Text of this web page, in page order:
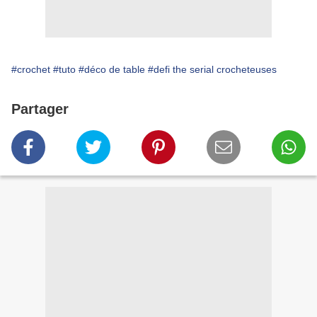
#crochet #tuto #déco de table #defi the serial crocheteuses
Partager